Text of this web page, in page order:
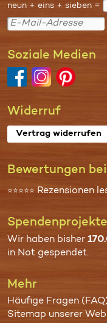
neun + eins + sieben =
Soziale Medien
Widerruf
Vertrag widerrufen
Bewertungen
⭐⭐⭐⭐⭐ Rezensionen
Spenden­projekte
Wir haben bisher
in Notgespendet.
Mehr
Häufige Fragen
Sitemap unserer